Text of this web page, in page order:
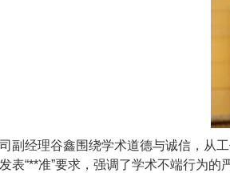
副经理谷鑫围绕学术道德与诚信，从
表“**准”要求，强调了学术不端行为